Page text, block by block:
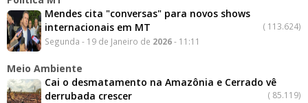
Mendes cita "conversas" para novos shows
internacionais em MT
( 113.624)
Segunda - 19 de Janeiro de 2026- 11:11
Meio Ambiente
Cai o desmatamento na Amazônia e Cerrado vê
derrubada crescer
( 85.119)